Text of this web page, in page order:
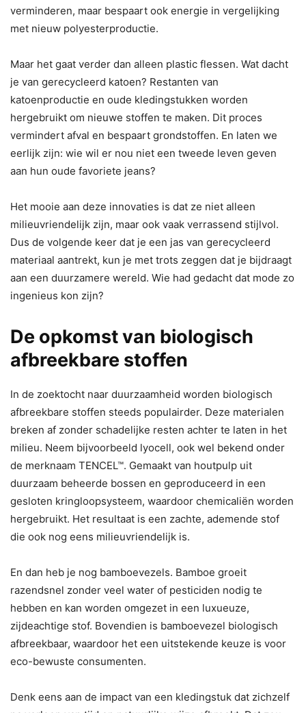
verminderen, maar bespaart ook energie in vergelijking
met nieuw polyesterproductie.
Maar het gaat verder dan alleen plastic flessen. Wat dacht
je van gerecycleerd katoen? Restanten van
katoenproductie en oude kledingstukken worden
hergebruikt om nieuwe stoffen te maken. Dit proces
vermindert afval en bespaart grondstoffen. En laten we
eerlijk zijn: wie wil er nou niet een tweede leven geven
aan hun oude favoriete jeans?
Het mooie aan deze innovaties is dat ze niet alleen
milieuvriendelijk zijn, maar ook vaak verrassend stijlvol.
Dus de volgende keer dat je een jas van gerecycleerd
materiaal aantrekt, kun je met trots zeggen dat je bijdraagt
aan een duurzamere wereld. Wie had gedacht dat mode zo
ingenieus kon zijn?
De opkomst van biologisch
afbreekbare stoffen
In de zoektocht naar duurzaamheid worden biologisch
afbreekbare stoffen steeds populairder. Deze materialen
breken af zonder schadelijke resten achter te laten in het
milieu. Neem bijvoorbeeld lyocell, ook wel bekend onder
de merknaam TENCEL™. Gemaakt van houtpulp uit
duurzaam beheerde bossen en geproduceerd in een
gesloten kringloopsysteem, waardoor chemicaliën worden
hergebruikt. Het resultaat is een zachte, ademende stof
die ook nog eens milieuvriendelijk is.
En dan heb je nog bamboevezels. Bamboe groeit
razendsnel zonder veel water of pesticiden nodig te
hebben en kan worden omgezet in een luxueuze,
zijdeachtige stof. Bovendien is bamboevezel biologisch
afbreekbaar, waardoor het een uitstekende keuze is voor
eco-bewuste consumenten.
Denk eens aan de impact van een kledingstuk dat zichzelf